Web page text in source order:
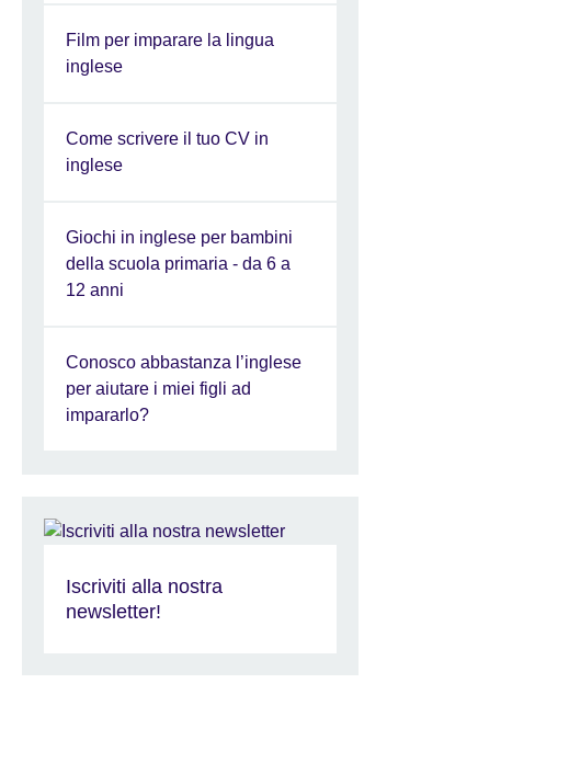
Film per imparare la lingua
inglese
Come scrivere il tuo CV in
inglese
Giochi in inglese per bambini
della scuola primaria - da 6 a
12 anni
Conosco abbastanza l’inglese
per aiutare i miei figli ad
impararlo?
Iscriviti alla nostra
newsletter!